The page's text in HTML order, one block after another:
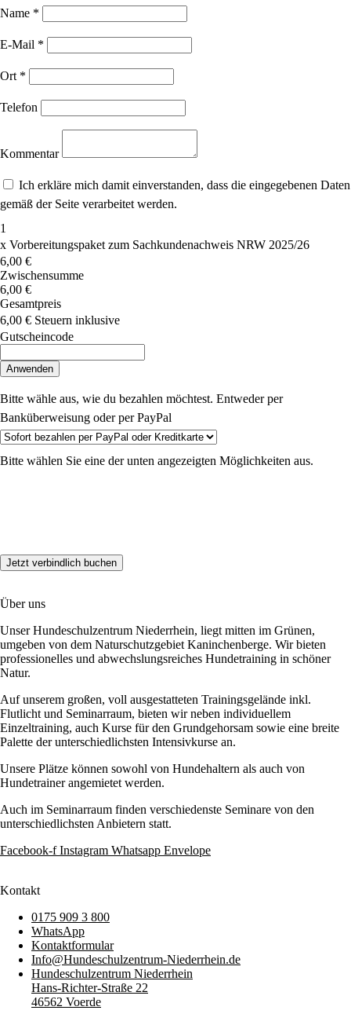
Name *
E-Mail *
Ort *
Telefon
Kommentar
Ich erkläre mich damit einverstanden, dass die eingegebenen Daten
gemäß der Seite verarbeitet werden.
1
x Vorbereitungspaket zum Sachkundenachweis NRW 2025/26
6,00 €
Zwischensumme
6,00 €
Gesamtpreis
6,00 € Steuern inklusive
Gutscheincode
Anwenden
Bitte wähle aus, wie du bezahlen möchtest. Entweder per
Banküberweisung oder per PayPal
Bitte wählen Sie eine der unten angezeigten Möglichkeiten aus.
Über uns
Unser Hundeschulzentrum Niederrhein, liegt mitten im Grünen,
umgeben von dem Naturschutzgebiet Kaninchenberge. Wir bieten
professionelles und abwechslungsreiches Hundetraining in schöner
Natur.
Auf unserem großen, voll ausgestatteten Trainingsgelände inkl.
Flutlicht und Seminarraum, bieten wir neben individuellem
Einzeltraining, auch Kurse für den Grundgehorsam sowie eine breite
Palette der unterschiedlichsten Intensivkurse an.
Unsere Plätze können sowohl von Hundehaltern als auch von
Hundetrainer angemietet werden.
Auch im Seminarraum finden verschiedenste Seminare von den
unterschiedlichsten Anbietern statt.
Facebook-f Instagram Whatsapp Envelope
Kontakt
0175 909 3 800
WhatsApp
Kontaktformular
Info@Hundeschulzentrum-Niederrhein.de
Hundeschulzentrum Niederrhein
Hans-Richter-Straße 22
46562 Voerde